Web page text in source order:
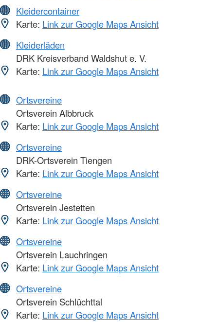
Kleidercontainer
Karte: Link zur Google Maps Ansicht
Kleiderläden
DRK Kreisverband Waldshut e. V.
Karte: Link zur Google Maps Ansicht
Ortsvereine
Ortsverein Albbruck
Karte: Link zur Google Maps Ansicht
Ortsvereine
DRK-Ortsverein Tiengen
Karte: Link zur Google Maps Ansicht
Ortsvereine
Ortsverein Jestetten
Karte: Link zur Google Maps Ansicht
Ortsvereine
Ortsverein Lauchringen
Karte: Link zur Google Maps Ansicht
Ortsvereine
Ortsverein Schlüchttal
Karte: Link zur Google Maps Ansicht